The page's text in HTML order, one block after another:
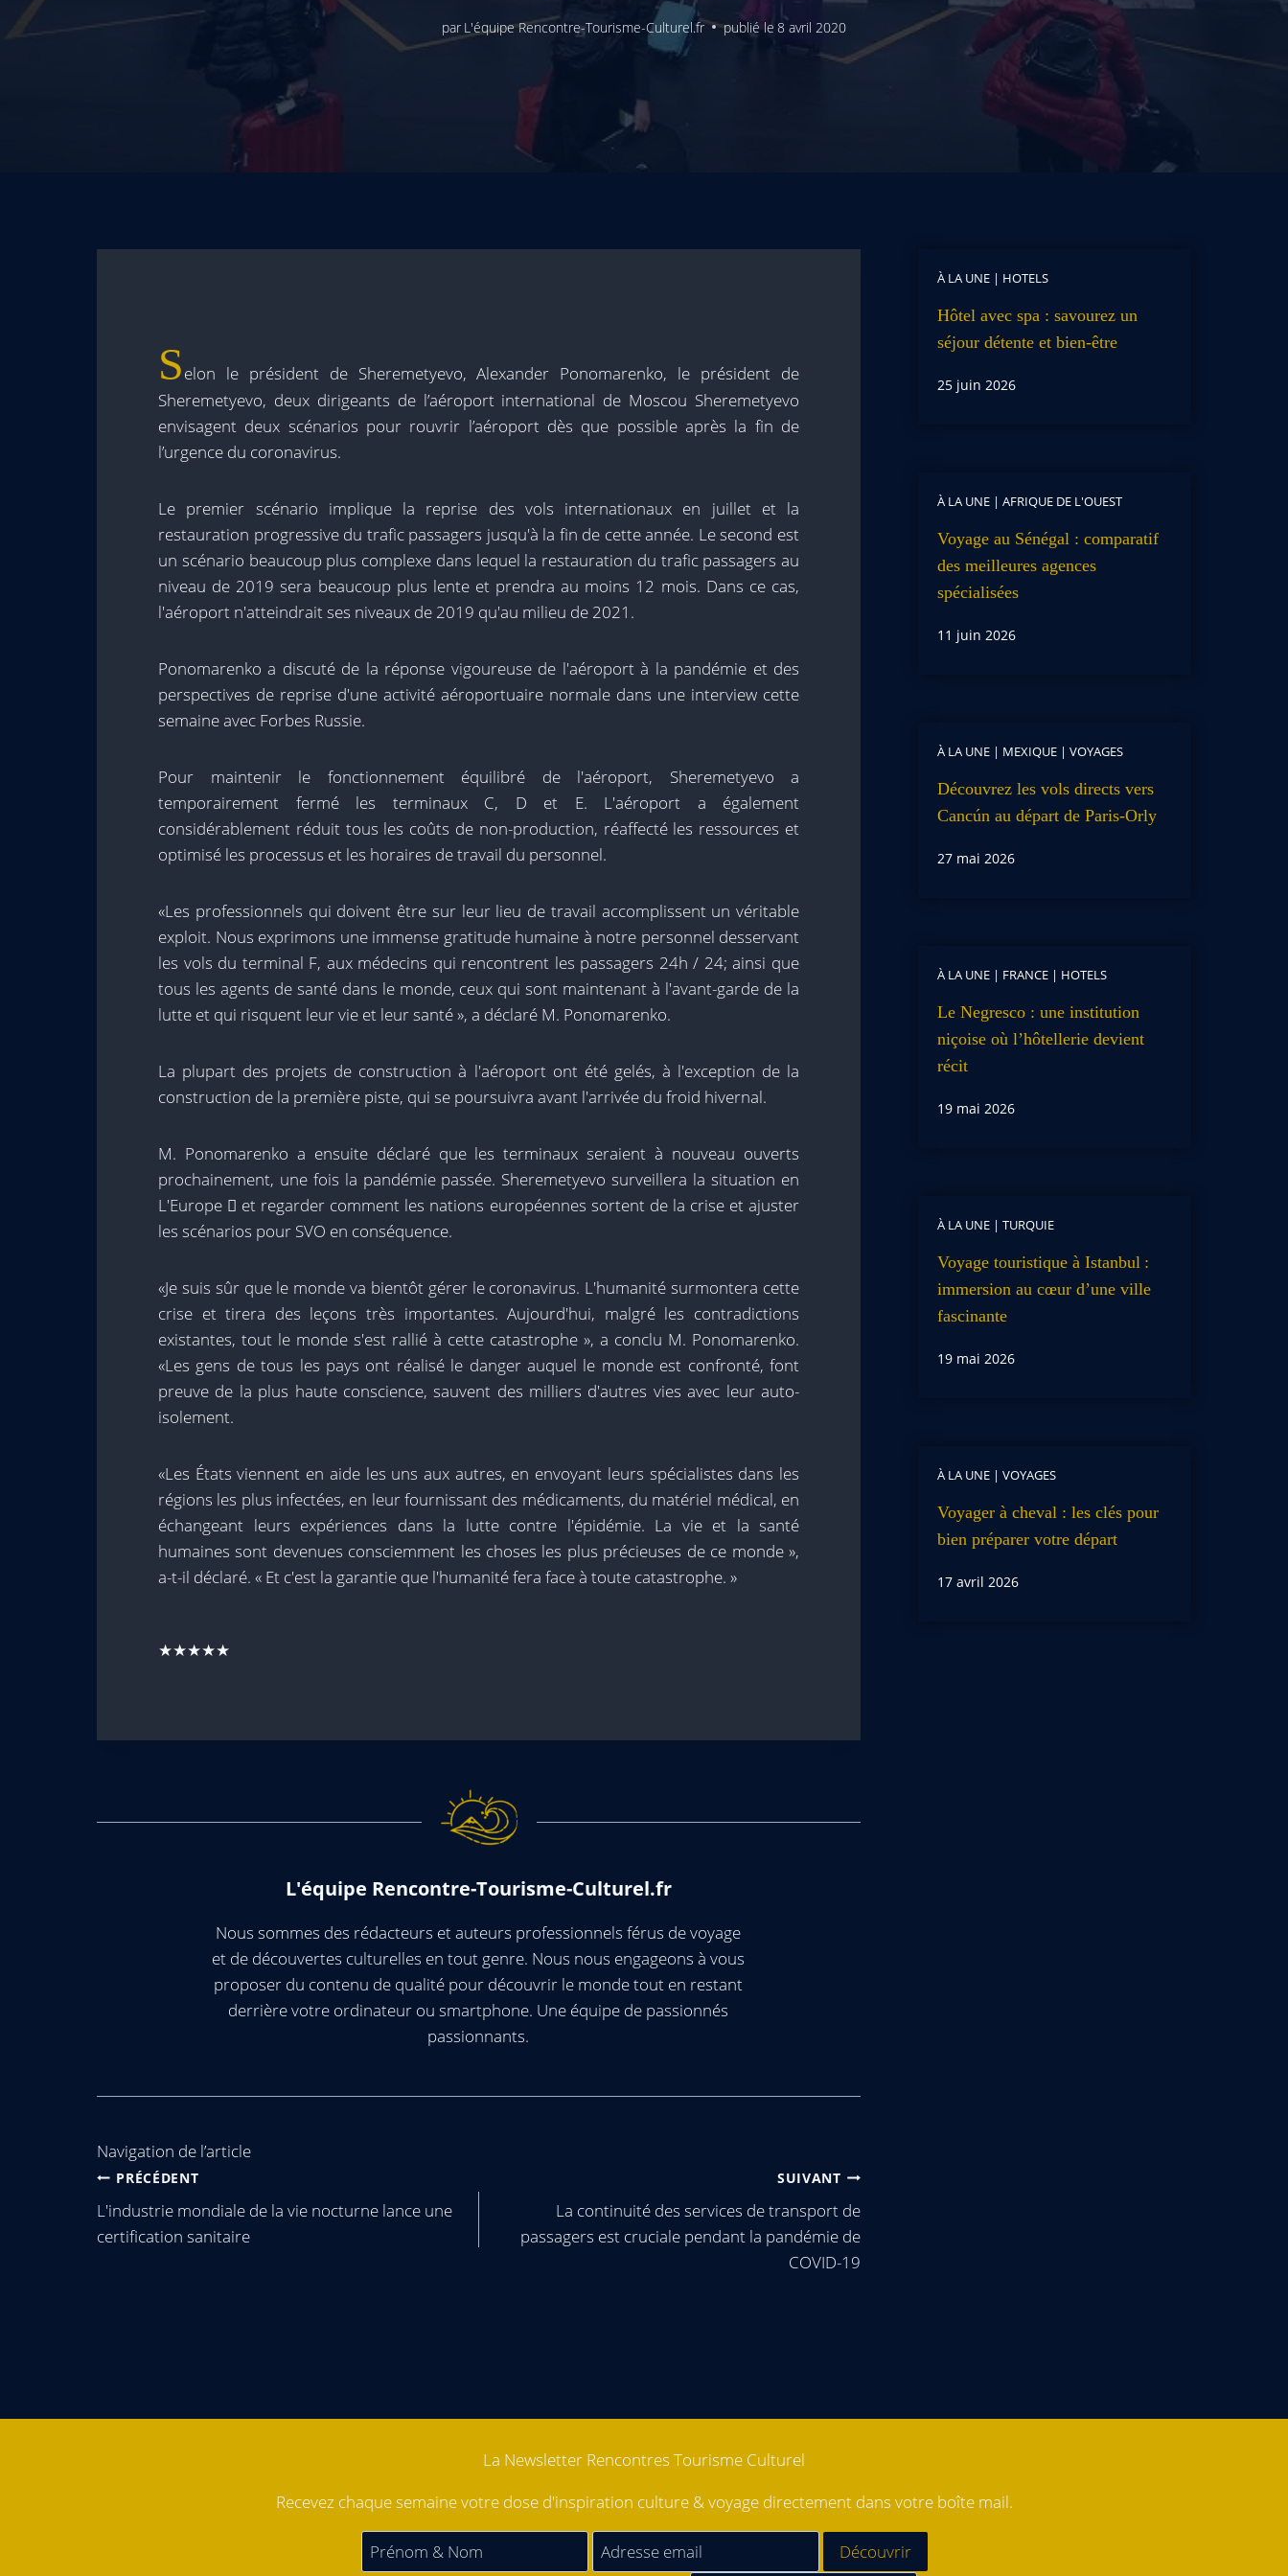
par L'équipe Rencontre-Tourisme-Culturel.fr publié le 8 avril 2020
Selon le président de Sheremetyevo, Alexander Ponomarenko, le président de
Sheremetyevo, deux dirigeants de l’aéroport international de Moscou Sheremetyevo
envisagent deux scénarios pour rouvrir l’aéroport dès que possible après la fin de
l’urgence du coronavirus.
Le premier scénario implique la reprise des vols internationaux en juillet et la
restauration progressive du trafic passagers jusqu'à la fin de cette année. Le second est
un scénario beaucoup plus complexe dans lequel la restauration du trafic passagers au
niveau de 2019 sera beaucoup plus lente et prendra au moins 12 mois. Dans ce cas,
l'aéroport n'atteindrait ses niveaux de 2019 qu'au milieu de 2021.
Ponomarenko a discuté de la réponse vigoureuse de l'aéroport à la pandémie et des
perspectives de reprise d'une activité aéroportuaire normale dans une interview cette
semaine avec Forbes Russie.
Pour maintenir le fonctionnement équilibré de l'aéroport, Sheremetyevo a
temporairement fermé les terminaux C, D et E. L'aéroport a également
considérablement réduit tous les coûts de non-production, réaffecté les ressources et
optimisé les processus et les horaires de travail du personnel.
«Les professionnels qui doivent être sur leur lieu de travail accomplissent un véritable
exploit. Nous exprimons une immense gratitude humaine à notre personnel desservant
les vols du terminal F, aux médecins qui rencontrent les passagers 24h / 24; ainsi que
tous les agents de santé dans le monde, ceux qui sont maintenant à l'avant-garde de la
lutte et qui risquent leur vie et leur santé », a déclaré M. Ponomarenko.
La plupart des projets de construction à l'aéroport ont été gelés, à l'exception de la
construction de la première piste, qui se poursuivra avant l'arrivée du froid hivernal.
M. Ponomarenko a ensuite déclaré que les terminaux seraient à nouveau ouverts
prochainement, une fois la pandémie passée. Sheremetyevo surveillera la situation en
L'Europe  et regarder comment les nations européennes sortent de la crise et ajuster
les scénarios pour SVO en conséquence.
«Je suis sûr que le monde va bientôt gérer le coronavirus. L'humanité surmontera cette
crise et tirera des leçons très importantes. Aujourd'hui, malgré les contradictions
existantes, tout le monde s'est rallié à cette catastrophe », a conclu M. Ponomarenko.
«Les gens de tous les pays ont réalisé le danger auquel le monde est confronté, font
preuve de la plus haute conscience, sauvent des milliers d'autres vies avec leur auto-
isolement.
«Les États viennent en aide les uns aux autres, en envoyant leurs spécialistes dans les
régions les plus infectées, en leur fournissant des médicaments, du matériel médical, en
échangeant leurs expériences dans la lutte contre l'épidémie. La vie et la santé
humaines sont devenues consciemment les choses les plus précieuses de ce monde »,
a-t-il déclaré. « Et c'est la garantie que l'humanité fera face à toute catastrophe. »
★★★★★
L'équipe Rencontre-Tourisme-Culturel.fr
Nous sommes des rédacteurs et auteurs professionnels férus de voyage
et de découvertes culturelles en tout genre. Nous nous engageons à vous
proposer du contenu de qualité pour découvrir le monde tout en restant
derrière votre ordinateur ou smartphone. Une équipe de passionnés
passionnants.
Navigation de l’article
PRÉCÉDENT
L'industrie mondiale de la vie nocturne lance une
certification sanitaire
SUIVANT
La continuité des services de transport de
passagers est cruciale pendant la pandémie de
COVID-19
À LA UNE| HOTELS
Hôtel avec spa : savourez un
séjour détente et bien-être
25 juin 2026
À LA UNE| AFRIQUE DE L'OUEST
Voyage au Sénégal : comparatif
des meilleures agences
spécialisées
11 juin 2026
À LA UNE| MEXIQUE| VOYAGES
Découvrez les vols directs vers
Cancún au départ de Paris-Orly
27 mai 2026
À LA UNE| FRANCE| HOTELS
Le Negresco : une institution
niçoise où l’hôtellerie devient
récit
19 mai 2026
À LA UNE| TURQUIE
Voyage touristique à Istanbul :
immersion au cœur d’une ville
fascinante
19 mai 2026
À LA UNE| VOYAGES
Voyager à cheval : les clés pour
bien préparer votre départ
17 avril 2026
La Newsletter Rencontres Tourisme Culturel
Recevez chaque semaine votre dose d'inspiration culture & voyage directement dans votre boîte mail.